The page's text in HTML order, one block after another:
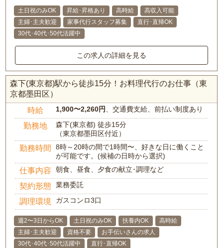
土日祝のみOK 昇給･昇格あり 高時給
高収入可能
主婦･主夫歓迎
家事代行スタッフ募集
直行･直帰OK
30代･40代･50代活躍中
この求人の詳細を見る
森下(東京都)駅から徒歩15分！お料理代行のお仕事（東
京都墨田区）
時給 1,900〜2,260円 、交通費支給、前払い制度あり
勤務地
森下(東京都) 徒歩15分
（東京都墨田区付近）
勤務時間
8時～20時の間で1時間〜、好きな日に働くこと
が可能です。(候補の日時から選択)
仕事内容 朝食、昼食、夕食の献立･調理など
契約形態 業務委託
調理環境 ガスコンロ3口
週2〜3日からOK 土日祝のみOK 扶養内OK
高時給
主婦･主夫歓迎
資格不要
お手伝いさんの求人
30代･40代･50代活躍中
直行･直帰OK